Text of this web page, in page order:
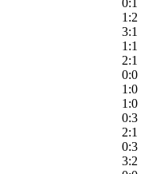
0:1
1:2
3:1
1:1
2:1
0:0
1:0
1:0
0:3
2:1
0:3
3:2